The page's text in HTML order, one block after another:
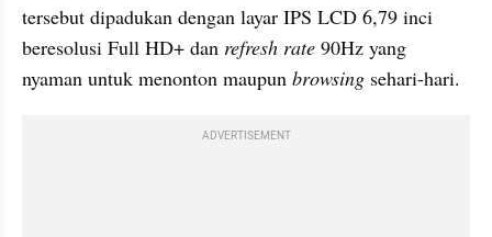
tersebut dipadukan dengan layar IPS LCD 6,79 inci
beresolusi Full HD+ dan refresh rate 90Hz yang
nyaman untuk menonton maupun browsing sehari-hari.
ADVERTISEMENT